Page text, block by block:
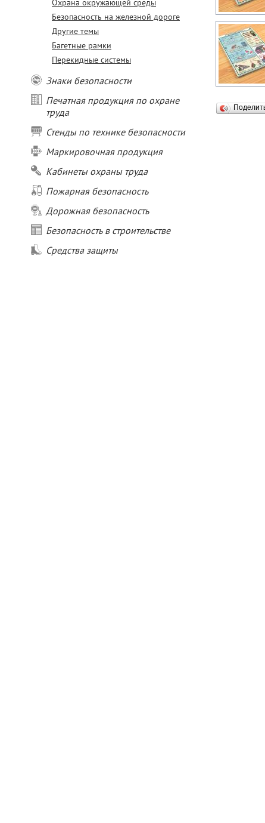
Охрана окружающей среды
Безопасность на железной дороге
Другие темы
Багетные рамки
Перекидные системы
Знаки безопасности
Печатная продукция по охране
труда
Стенды по технике безопасности
Маркировочная продукция
Кабинеты охраны труда
Пожарная безопасность
Дорожная безопасность
Безопасность в строительстве
Средства защиты